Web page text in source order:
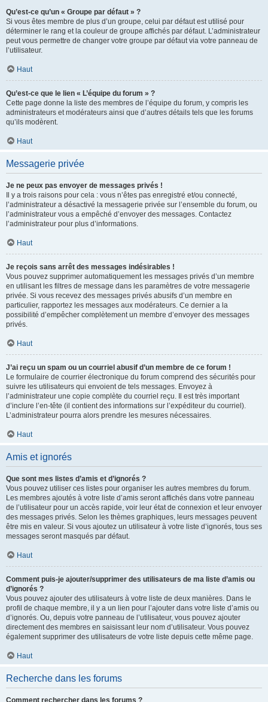
Qu’est-ce qu’un « Groupe par défaut » ?
Si vous êtes membre de plus d’un groupe, celui par défaut est utilisé pour
déterminer le rang et la couleur de groupe affichés par défaut. L’administrateur
peut vous permettre de changer votre groupe par défaut via votre panneau de
l’utilisateur.
Haut
Qu’est-ce que le lien « L’équipe du forum » ?
Cette page donne la liste des membres de l’équipe du forum, y compris les
administrateurs et modérateurs ainsi que d’autres détails tels que les forums
qu’ils modèrent.
Haut
Messagerie privée
Je ne peux pas envoyer de messages privés !
Il y a trois raisons pour cela : vous n’êtes pas enregistré et/ou connecté,
l’administrateur a désactivé la messagerie privée sur l’ensemble du forum, ou
l’administrateur vous a empêché d’envoyer des messages. Contactez
l’administrateur pour plus d’informations.
Haut
Je reçois sans arrêt des messages indésirables !
Vous pouvez supprimer automatiquement les messages privés d’un membre
en utilisant les filtres de message dans les paramètres de votre messagerie
privée. Si vous recevez des messages privés abusifs d’un membre en
particulier, rapportez les messages aux modérateurs. Ce dernier a la
possibilité d’empêcher complètement un membre d’envoyer des messages
privés.
Haut
J’ai reçu un spam ou un courriel abusif d’un membre de ce forum !
Le formulaire de courrier électronique du forum comprend des sécurités pour
suivre les utilisateurs qui envoient de tels messages. Envoyez à
l’administrateur une copie complète du courriel reçu. Il est très important
d’inclure l’en-tête (il contient des informations sur l’expéditeur du courriel).
L’administrateur pourra alors prendre les mesures nécessaires.
Haut
Amis et ignorés
Que sont mes listes d’amis et d’ignorés ?
Vous pouvez utiliser ces listes pour organiser les autres membres du forum.
Les membres ajoutés à votre liste d’amis seront affichés dans votre panneau
de l’utilisateur pour un accès rapide, voir leur état de connexion et leur envoyer
des messages privés. Selon les thèmes graphiques, leurs messages peuvent
être mis en valeur. Si vous ajoutez un utilisateur à votre liste d’ignorés, tous ses
messages seront masqués par défaut.
Haut
Comment puis-je ajouter/supprimer des utilisateurs de ma liste d’amis ou
d’ignorés ?
Vous pouvez ajouter des utilisateurs à votre liste de deux manières. Dans le
profil de chaque membre, il y a un lien pour l’ajouter dans votre liste d’amis ou
d’ignorés. Ou, depuis votre panneau de l’utilisateur, vous pouvez ajouter
directement des membres en saisissant leur nom d’utilisateur. Vous pouvez
également supprimer des utilisateurs de votre liste depuis cette même page.
Haut
Recherche dans les forums
Comment rechercher dans les forums ?